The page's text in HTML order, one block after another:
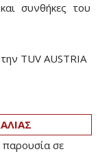
συνθήκες του
TUV AUSTRIA
παρουσία σε